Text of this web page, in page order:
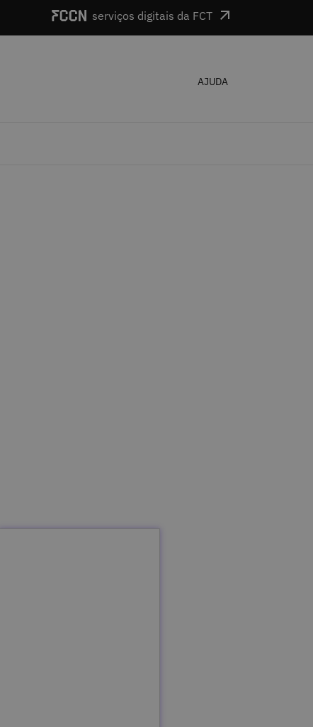
serviços digitais da FCT
AJUDA